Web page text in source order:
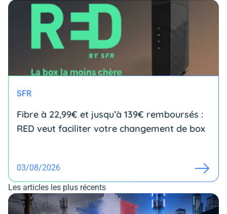
SFR
Fibre à 22,99€ et jusqu’à 139€ remboursés :
RED veut faciliter votre changement de box
03/08/2026
Les articles les plus récents